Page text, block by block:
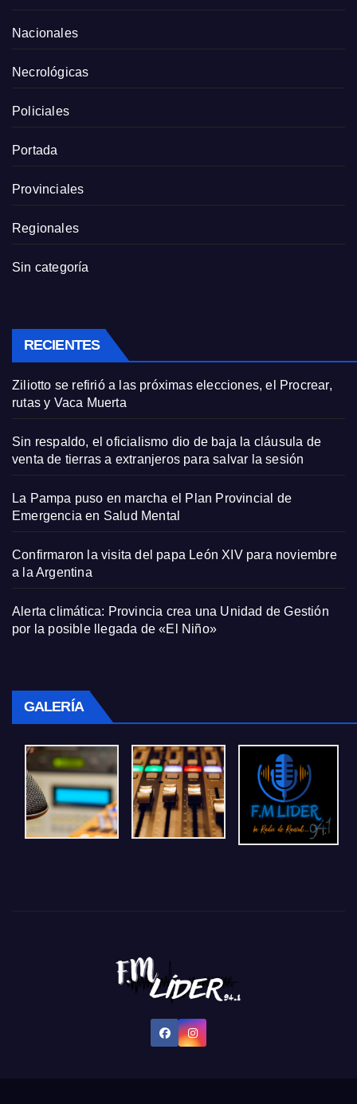
Nacionales
Necrológicas
Policiales
Portada
Provinciales
Regionales
Sin categoría
RECIENTES
Ziliotto se refirió a las próximas elecciones, el Procrear,
rutas y Vaca Muerta
Sin respaldo, el oficialismo dio de baja la cláusula de
venta de tierras a extranjeros para salvar la sesión
La Pampa puso en marcha el Plan Provincial de
Emergencia en Salud Mental
Confirmaron la visita del papa León XIV para noviembre
a la Argentina
Alerta climática: Provincia crea una Unidad de Gestión
por la posible llegada de «El Niño»
GALERÍA